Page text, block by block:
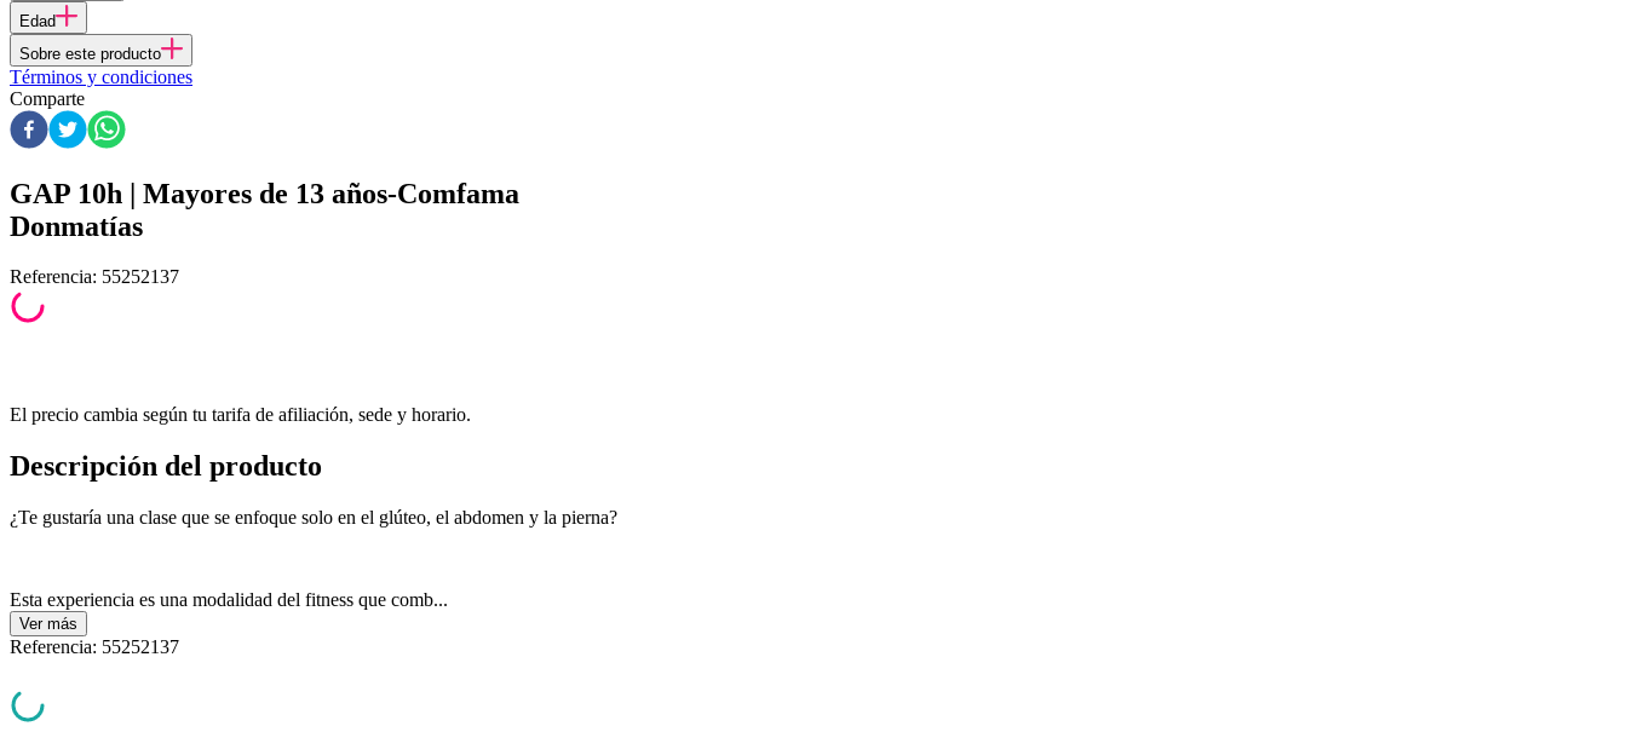
Edad
Sobre este producto
Términos y condiciones
Comparte
GAP 10h | Mayores de 13 años-Comfama
Donmatías
Referencia: 55252137
El precio cambia según tu tarifa de afiliación, sede y horario.
Descripción del producto
¿Te gustaría una clase que se enfoque solo en el glúteo, el abdomen y la pierna?
Esta experiencia es una modalidad del fitness que comb...
Ver más
Referencia: 55252137